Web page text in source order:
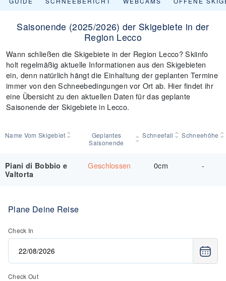
Saisonende (2025/2026) der Skigebiete in der
Region Lecco
Wann schließen die Skigebiete in der Region Lecco? Skiinfo
holt regelmäßig aktuelle Informationen aus den Skigebieten
ein, denn natürlich hängt die Einhaltung der geplanten Termine
immer von den Schneebedingungen vor Ort ab. Hier findet ihr
eine Übersicht zu den aktuellen Daten für das geplante
Saisonende der Skigebiete in Lecco.
Name Vom Skigebiet
Geplantes
Saisonende
Schneefall Schneehöhe
Piani di Bobbio e
Valtorta
Geschlossen 0cm -
Plane Deine Reise
Check In
Check Out